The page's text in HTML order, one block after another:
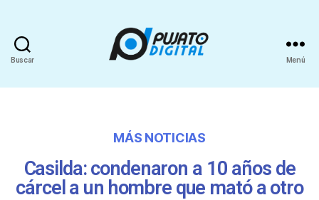
Buscar Menú
MÁS NOTICIAS
Casilda: condenaron a 10 años de
cárcel a un hombre que mató a otro